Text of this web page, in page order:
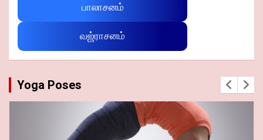
பாலாசனம்
வஜ்ராசனம்
Yoga Poses